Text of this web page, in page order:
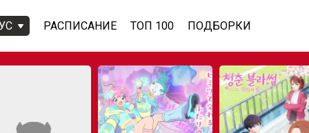
РАСПИСАНИЕ ТОП 100 ПОДБОРКИ